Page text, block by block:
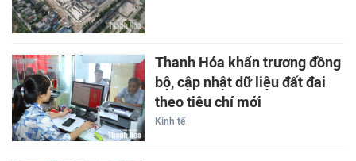
Thanh Hóa khẩn trương đồng
bộ, cập nhật dữ liệu đất đai
theo tiêu chí mới
Kinh tế